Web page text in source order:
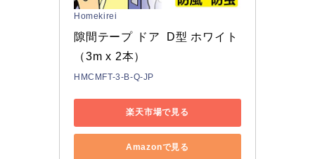
Homekirei
隙間テープ ドア  D型 ホワイト
（3m x 2本）
HMCMFT-3-B-Q-JP
楽天市場で見る
Amazonで見る